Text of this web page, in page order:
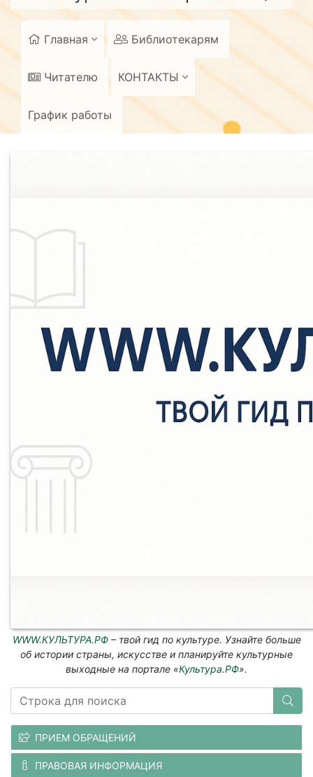
Главная Библиотекарям
Читателю КОНТАКТЫ
График работы
WWW.КУЛЬТУРА.РФ– твой гид по культуре. Узнайте больше
об истории страны, искусстве и планируйте культурные
выходные на портале «Культура.РФ».
ПРИЕМ ОБРАЩЕНИЙ
ПРАВОВАЯ ИНФОРМАЦИЯ